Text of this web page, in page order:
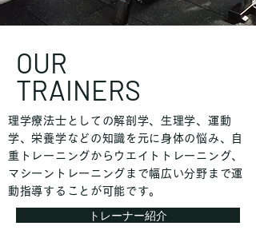
OUR
TRAINERS
理学療法士としての解剖学、生理学、運動
学、栄養学などの知識を元に身体の悩み、自
重トレーニングからウエイトトレーニング、
マシーントレーニングまで幅広い分野まで運
動指導することが可能です。
トレーナー紹介